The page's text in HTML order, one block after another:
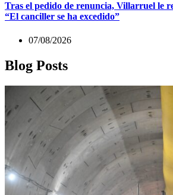
Tras el pedido de renuncia, Villarruel le
“El canciller se ha excedido”
07/08/2026
Blog Posts